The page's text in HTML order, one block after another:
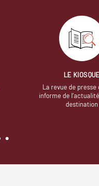
LE
La revue de presse
informe de
destination